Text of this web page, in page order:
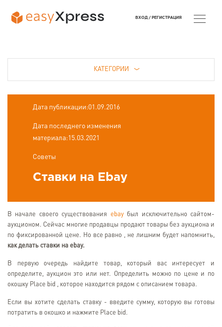
КАТЕГОРИИ
Дата публикации:01.09.2016
Дата последнего изменения
материала:15.03.2021
Советы
Ставки на Ebay
В начале своего существования ebay был исключительно сайтом-
аукционом. Сейчас многие продавцы продают товары без аукциона и
по фиксированной цене. Но все равно , не лишним будет напомнить,
как делать ставки на ebay.
В первую очередь найдите товар, который вас интересует и
определите, аукцион это или нет. Определить можно по цене и по
окошку Place bid , которое находится рядом с описанием товара.
Если вы хотите сделать ставку - введите сумму, которую вы готовы
потратить в окошко и нажмите Place bid.
ВХОД / РЕГИСТРАЦИЯ